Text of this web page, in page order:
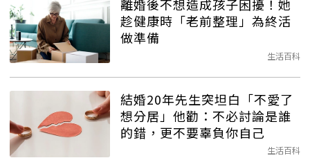
離婚後不想造成孩子困擾！她
趁健康時「老前整理」為終活
做準備
生活百科
結婚20年先生突坦白「不愛了
想分居」他勸：不必討論是誰
的錯，更不要辜負你自己
生活百科